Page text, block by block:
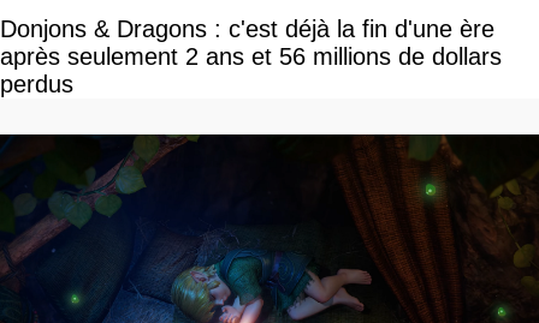
Donjons & Dragons : c'est déjà la fin d'une ère
après seulement 2 ans et 56 millions de dollars
perdus